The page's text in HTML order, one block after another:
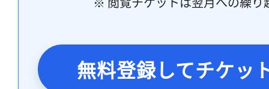
無料登録してチケッ